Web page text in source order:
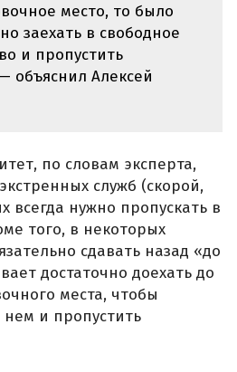
место, то было
заехать в свободное
и пропустить
объяснил Алексей
по словам эксперта,
служб (скорой,
всегда нужно пропускать в
того, в некоторых
сдавать назад «до
достаточно доехать до
места, чтобы
и пропустить